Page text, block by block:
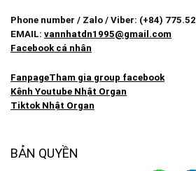
Phone number / Zalo / Viber: (+84)
EMAIL: vannhatdn1995@gmail.com
Facebook cá nhân
FanpageTham gia group facebook
Kênh Youtube Nhật Organ
Tiktok Nhật Organ
BẢN QUYỀN